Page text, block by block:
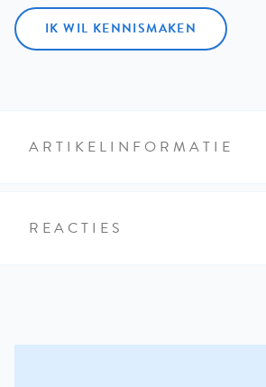
IK WIL KENNISMAKEN
ARTIKELINFORMATIE
REACTIES